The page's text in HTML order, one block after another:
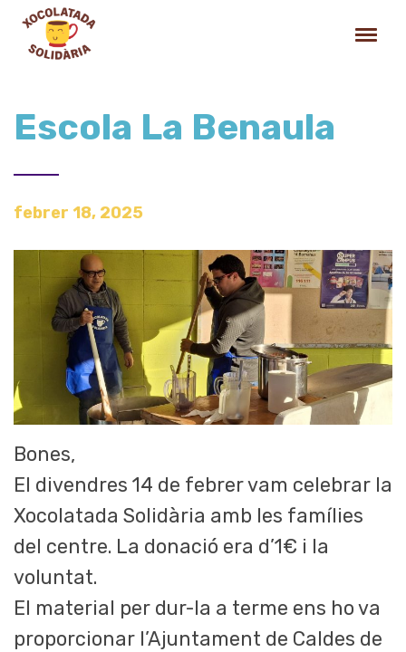
Escola La Benaula
febrer 18, 2025
Bones,
El divendres 14 de febrer vam celebrar la
Xocolatada Solidària amb les famílies
del centre. La donació era d’1€ i la
voluntat.
El material per dur-la a terme ens ho va
proporcionar l’Ajuntament de Caldes de